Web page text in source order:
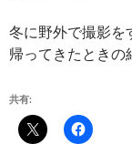
冬に野外で撮影を
帰ってきたときの
共有: